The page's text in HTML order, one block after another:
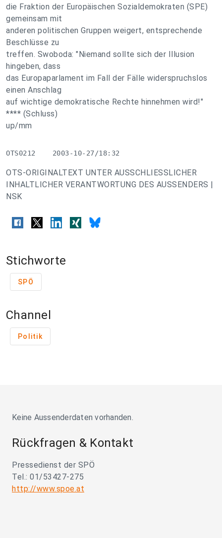
die Fraktion der Europäischen Sozialdemokraten (SPE)
gemeinsam mit
anderen politischen Gruppen weigert, entsprechende
Beschlüsse zu
treffen. Swoboda: "Niemand sollte sich der Illusion
hingeben, dass
das Europaparlament im Fall der Fälle widerspruchslos
einen Anschlag
auf wichtige demokratische Rechte hinnehmen wird!"
**** (Schluss)
up/mm
OTS0212    2003-10-27/18:32
OTS-ORIGINALTEXT UNTER AUSSCHLIESSLICHER
INHALTLICHER VERANTWORTUNG DES AUSSENDERS |
NSK
Stichworte
SPÖ
Channel
Politik
Keine Aussenderdaten vorhanden.
Rückfragen & Kontakt
Pressedienst der SPÖ
Tel.: 01/53427-275
http://www.spoe.at